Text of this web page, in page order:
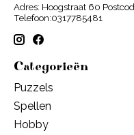
Adres: Hoogstraat 60
Telefoon:0317785481
Categorieën
Puzzels
Spellen
Hobby